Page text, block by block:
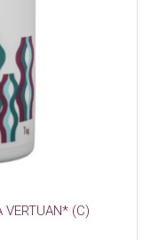
VERTUAN* (C)